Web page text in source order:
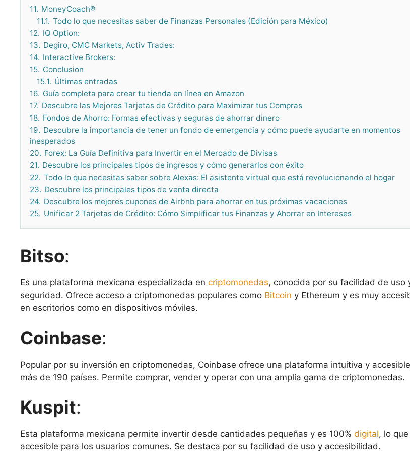
11. MoneyCoach®
11.1. Todo lo que necesitas saber de Finanzas Personales (Edición para México)
12. IQ Option:
13. Degiro, CMC Markets, Activ Trades:
14. Interactive Brokers:
15. Conclusion
15.1. Últimas entradas
16. Guía completa para crear tu tienda en línea en Amazon
17. Descubre las Mejores Tarjetas de Crédito para Maximizar tus Compras
18. Fondos de Ahorro: Formas efectivas y seguras de ahorrar dinero
19. Descubre la importancia de tener un fondo de emergencia y cómo puede ayudarte en momentos
inesperados
20. Forex: La Guía Definitiva para Invertir en el Mercado de Divisas
21. Descubre los principales tipos de ingresos y cómo generarlos con éxito
22. Todo lo que necesitas saber sobre Alexas: El asistente virtual que está revolucionando el hogar
23. Descubre los principales tipos de venta directa
24. Descubre los mejores cupones de Airbnb para ahorrar en tus próximas vacaciones
25. Unificar 2 Tarjetas de Crédito: Cómo Simplificar tus Finanzas y Ahorrar en Intereses
Bitso:
Es una plataforma mexicana especializada en criptomonedas, conocida por su facilidad de uso
seguridad. Ofrece acceso a criptomonedas populares como Bitcoin y Ethereum y es muy
en escritorios como en dispositivos móviles​​.
Coinbase:
Popular por su inversión en criptomonedas, Coinbase ofrece una plataforma intuitiva y
más de 190 países. Permite comprar, vender y operar con una amplia gama de criptomonedas​​.
Kuspit:
Esta plataforma mexicana permite invertir desde cantidades pequeñas y es 100% digital, lo
accesible para los usuarios comunes. Se destaca por su facilidad de uso y accesibilidad​​.